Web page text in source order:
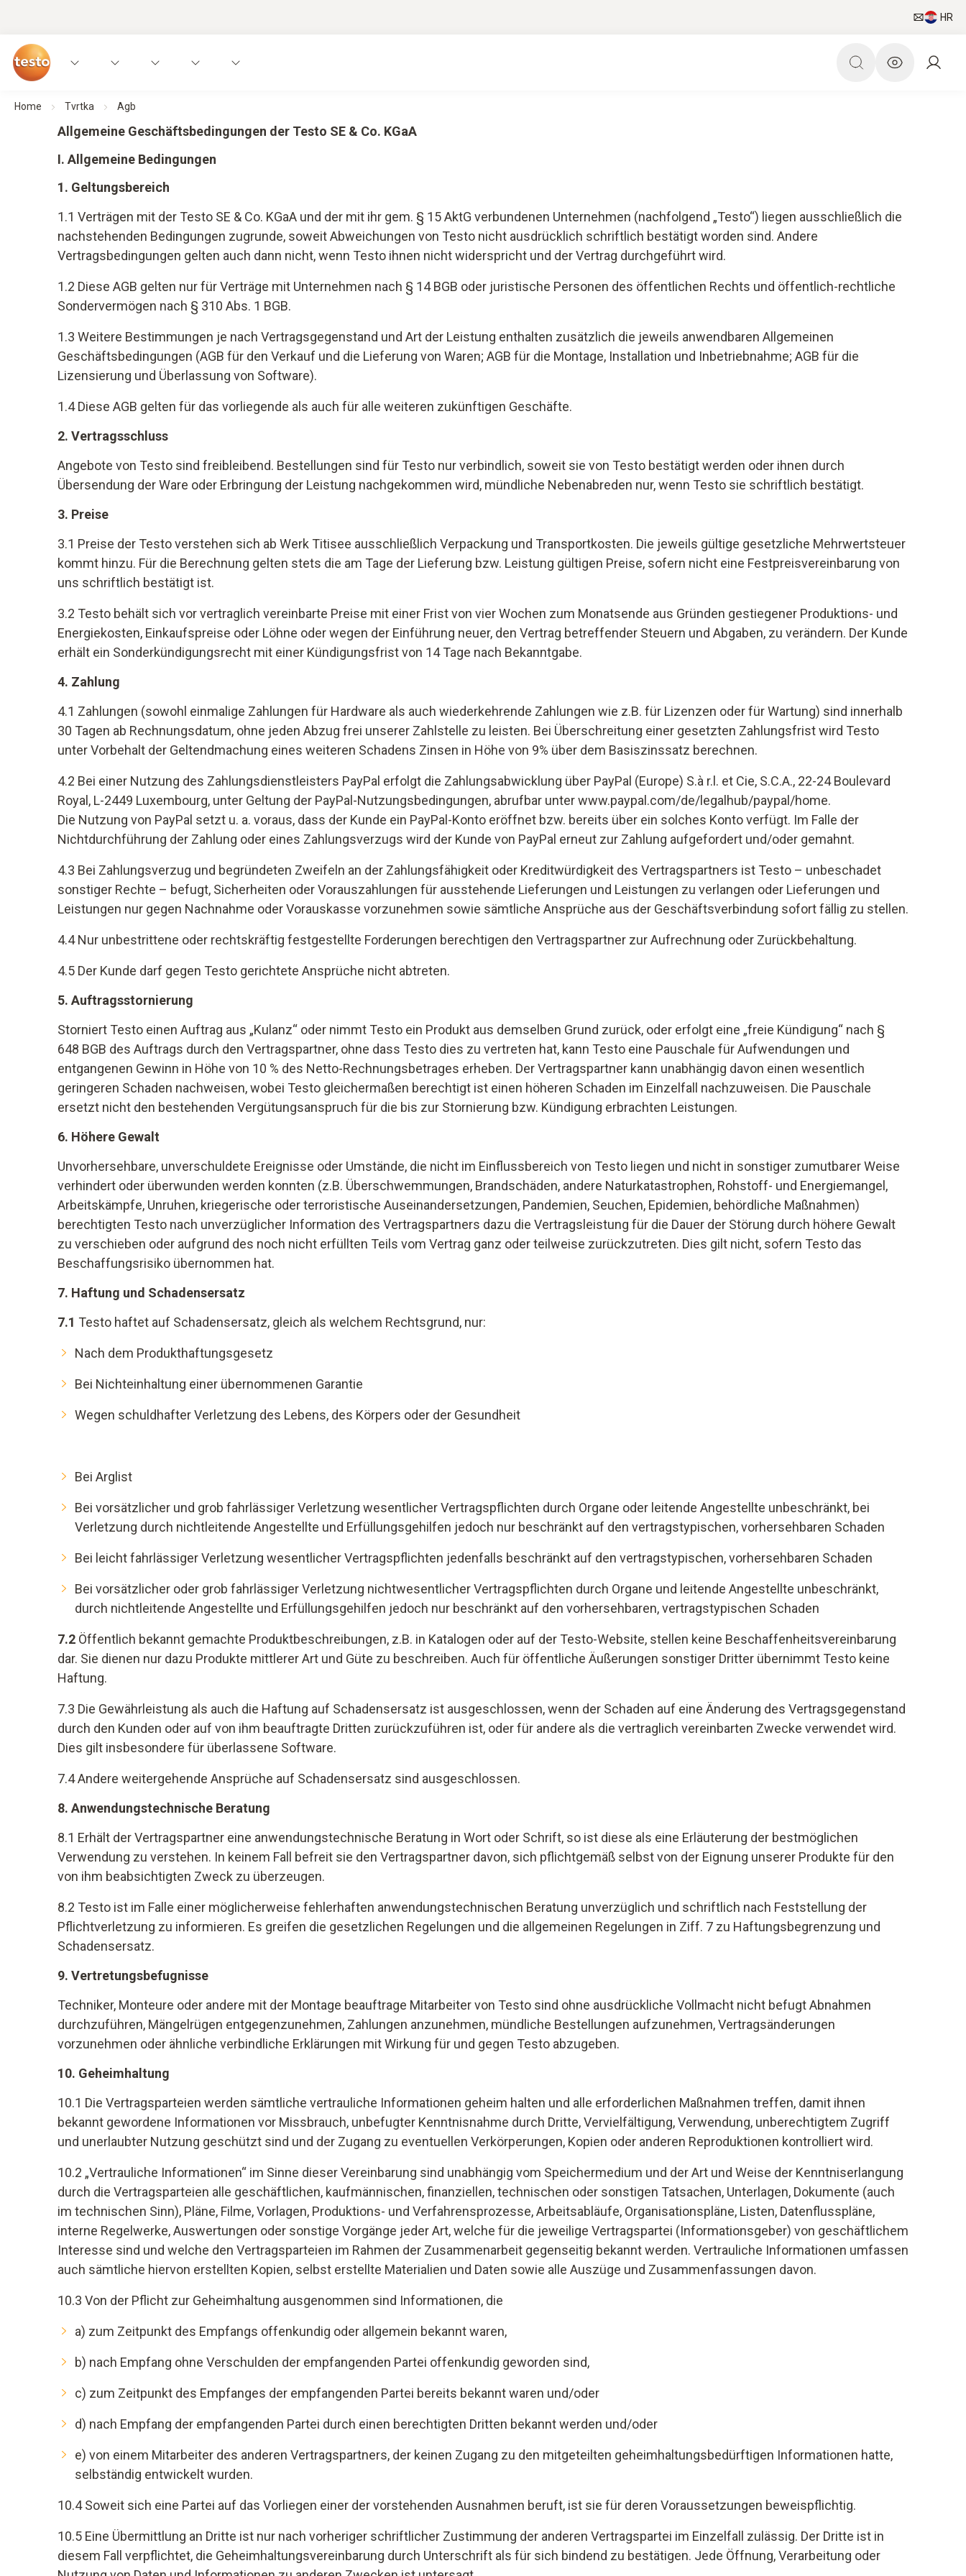
HR
Home Tvrtka Agb
Allgemeine Geschäftsbedingungen der Testo SE & Co. KGaA
I. Allgemeine Bedingungen
1. Geltungsbereich
1.1 Verträgen mit der Testo SE & Co. KGaA und der mit ihr gem. § 15 AktG verbundenen Unternehmen (nachfolgend „Testo“) liegen ausschließlich die
nachstehenden Bedingungen zugrunde, soweit Abweichungen von Testo nicht ausdrücklich schriftlich bestätigt worden sind. Andere
Vertragsbedingungen gelten auch dann nicht, wenn Testo ihnen nicht widerspricht und der Vertrag durchgeführt wird.
1.2 Diese AGB gelten nur für Verträge mit Unternehmen nach § 14 BGB oder juristische Personen des öffentlichen Rechts und öffentlich-rechtliche
Sondervermögen nach § 310 Abs. 1 BGB.
1.3 Weitere Bestimmungen je nach Vertragsgegenstand und Art der Leistung enthalten zusätzlich die jeweils anwendbaren Allgemeinen
Geschäftsbedingungen (AGB für den Verkauf und die Lieferung von Waren; AGB für die Montage, Installation und Inbetriebnahme; AGB für die
Lizensierung und Überlassung von Software).
1.4 Diese AGB gelten für das vorliegende als auch für alle weiteren zukünftigen Geschäfte.
2. Vertragsschluss
Angebote von Testo sind freibleibend. Bestellungen sind für Testo nur verbindlich, soweit sie von Testo bestätigt werden oder ihnen durch
Übersendung der Ware oder Erbringung der Leistung nachgekommen wird, mündliche Nebenabreden nur, wenn Testo sie schriftlich bestätigt.
3. Preise
3.1 Preise der Testo verstehen sich ab Werk Titisee ausschließlich Verpackung und Transportkosten. Die jeweils gültige gesetzliche Mehrwertsteuer
kommt hinzu. Für die Berechnung gelten stets die am Tage der Lieferung bzw. Leistung gültigen Preise, sofern nicht eine Festpreisvereinbarung von
uns schriftlich bestätigt ist.
3.2 Testo behält sich vor vertraglich vereinbarte Preise mit einer Frist von vier Wochen zum Monatsende aus Gründen gestiegener Produktions- und
Energiekosten, Einkaufspreise oder Löhne oder wegen der Einführung neuer, den Vertrag betreffender Steuern und Abgaben, zu verändern. Der Kunde
erhält ein Sonderkündigungsrecht mit einer Kündigungsfrist von 14 Tage nach Bekanntgabe.
4. Zahlung
4.1 Zahlungen (sowohl einmalige Zahlungen für Hardware als auch wiederkehrende Zahlungen wie z.B. für Lizenzen oder für Wartung) sind innerhalb
30 Tagen ab Rechnungsdatum, ohne jeden Abzug frei unserer Zahlstelle zu leisten. Bei Überschreitung einer gesetzten Zahlungsfrist wird Testo
unter Vorbehalt der Geltendmachung eines weiteren Schadens Zinsen in Höhe von 9% über dem Basiszinssatz berechnen.
4.2 Bei einer Nutzung des Zahlungsdienstleisters PayPal erfolgt die Zahlungsabwicklung über PayPal (Europe) S.à r.l. et Cie, S.C.A., 22-24 Boulevard
Royal, L-2449 Luxembourg, unter Geltung der PayPal-Nutzungsbedingungen, abrufbar unter www.paypal.com/de/legalhub/paypal/home.
Die Nutzung von PayPal setzt u. a. voraus, dass der Kunde ein PayPal-Konto eröffnet bzw. bereits über ein solches Konto verfügt. Im Falle der
Nichtdurchführung der Zahlung oder eines Zahlungsverzugs wird der Kunde von PayPal erneut zur Zahlung aufgefordert und/oder gemahnt.
4.3 Bei Zahlungsverzug und begründeten Zweifeln an der Zahlungsfähigkeit oder Kreditwürdigkeit des Vertragspartners ist Testo – unbeschadet
sonstiger Rechte – befugt, Sicherheiten oder Vorauszahlungen für ausstehende Lieferungen und Leistungen zu verlangen oder Lieferungen und
Leistungen nur gegen Nachnahme oder Vorauskasse vorzunehmen sowie sämtliche Ansprüche aus der Geschäftsverbindung sofort fällig zu stellen.
4.4 Nur unbestrittene oder rechtskräftig festgestellte Forderungen berechtigen den Vertragspartner zur Aufrechnung oder Zurückbehaltung.
4.5 Der Kunde darf gegen Testo gerichtete Ansprüche nicht abtreten.
5. Auftragsstornierung
Storniert Testo einen Auftrag aus „Kulanz“ oder nimmt Testo ein Produkt aus demselben Grund zurück, oder erfolgt eine „freie Kündigung“ nach §
648 BGB des Auftrags durch den Vertragspartner, ohne dass Testo dies zu vertreten hat, kann Testo eine Pauschale für Aufwendungen und
entgangenen Gewinn in Höhe von 10 % des Netto-Rechnungsbetrages erheben. Der Vertragspartner kann unabhängig davon einen wesentlich
geringeren Schaden nachweisen, wobei Testo gleichermaßen berechtigt ist einen höheren Schaden im Einzelfall nachzuweisen. Die Pauschale
ersetzt nicht den bestehenden Vergütungsanspruch für die bis zur Stornierung bzw. Kündigung erbrachten Leistungen.
6. Höhere Gewalt
Unvorhersehbare, unverschuldete Ereignisse oder Umstände, die nicht im Einflussbereich von Testo liegen und nicht in sonstiger zumutbarer Weise
verhindert oder überwunden werden konnten (z.B. Überschwemmungen, Brandschäden, andere Naturkatastrophen, Rohstoff- und Energiemangel,
Arbeitskämpfe, Unruhen, kriegerische oder terroristische Auseinandersetzungen, Pandemien, Seuchen, Epidemien, behördliche Maßnahmen)
berechtigten Testo nach unverzüglicher Information des Vertragspartners dazu die Vertragsleistung für die Dauer der Störung durch höhere Gewalt
zu verschieben oder aufgrund des noch nicht erfüllten Teils vom Vertrag ganz oder teilweise zurückzutreten. Dies gilt nicht, sofern Testo das
Beschaffungsrisiko übernommen hat.
7. Haftung und Schadensersatz
7.1 Testo haftet auf Schadensersatz, gleich als welchem Rechtsgrund, nur:
Nach dem Produkthaftungsgesetz
Bei Nichteinhaltung einer übernommenen Garantie
Wegen schuldhafter Verletzung des Lebens, des Körpers oder der Gesundheit
Bei Arglist
Bei vorsätzlicher und grob fahrlässiger Verletzung wesentlicher Vertragspflichten durch Organe oder leitende Angestellte unbeschränkt, bei
Verletzung durch nichtleitende Angestellte und Erfüllungsgehilfen jedoch nur beschränkt auf den vertragstypischen, vorhersehbaren Schaden
Bei leicht fahrlässiger Verletzung wesentlicher Vertragspflichten jedenfalls beschränkt auf den vertragstypischen, vorhersehbaren Schaden
Bei vorsätzlicher oder grob fahrlässiger Verletzung nichtwesentlicher Vertragspflichten durch Organe und leitende Angestellte unbeschränkt,
durch nichtleitende Angestellte und Erfüllungsgehilfen jedoch nur beschränkt auf den vorhersehbaren, vertragstypischen Schaden
7.2 Öffentlich bekannt gemachte Produktbeschreibungen, z.B. in Katalogen oder auf der Testo-Website, stellen keine Beschaffenheitsvereinbarung
dar. Sie dienen nur dazu Produkte mittlerer Art und Güte zu beschreiben. Auch für öffentliche Äußerungen sonstiger Dritter übernimmt Testo keine
Haftung.
7.3 Die Gewährleistung als auch die Haftung auf Schadensersatz ist ausgeschlossen, wenn der Schaden auf eine Änderung des Vertragsgegenstand
durch den Kunden oder auf von ihm beauftragte Dritten zurückzuführen ist, oder für andere als die vertraglich vereinbarten Zwecke verwendet wird.
Dies gilt insbesondere für überlassene Software.
7.4 Andere weitergehende Ansprüche auf Schadensersatz sind ausgeschlossen.
8. Anwendungstechnische Beratung
8.1 Erhält der Vertragspartner eine anwendungstechnische Beratung in Wort oder Schrift, so ist diese als eine Erläuterung der bestmöglichen
Verwendung zu verstehen. In keinem Fall befreit sie den Vertragspartner davon, sich pflichtgemäß selbst von der Eignung unserer Produkte für den
von ihm beabsichtigten Zweck zu überzeugen.
8.2 Testo ist im Falle einer möglicherweise fehlerhaften anwendungstechnischen Beratung unverzüglich und schriftlich nach Feststellung der
Pflichtverletzung zu informieren. Es greifen die gesetzlichen Regelungen und die allgemeinen Regelungen in Ziff. 7 zu Haftungsbegrenzung und
Schadensersatz.
9. Vertretungsbefugnisse
Techniker, Monteure oder andere mit der Montage beauftrage Mitarbeiter von Testo sind ohne ausdrückliche Vollmacht nicht befugt Abnahmen
durchzuführen, Mängelrügen entgegenzunehmen, Zahlungen anzunehmen, mündliche Bestellungen aufzunehmen, Vertragsänderungen
vorzunehmen oder ähnliche verbindliche Erklärungen mit Wirkung für und gegen Testo abzugeben.
10. Geheimhaltung
10.1 Die Vertragsparteien werden sämtliche vertrauliche Informationen geheim halten und alle erforderlichen Maßnahmen treffen, damit ihnen
bekannt gewordene Informationen vor Missbrauch, unbefugter Kenntnisnahme durch Dritte, Vervielfältigung, Verwendung, unberechtigtem Zugriff
und unerlaubter Nutzung geschützt sind und der Zugang zu eventuellen Verkörperungen, Kopien oder anderen Reproduktionen kontrolliert wird.
10.2 „Vertrauliche Informationen“ im Sinne dieser Vereinbarung sind unabhängig vom Speichermedium und der Art und Weise der Kenntniserlangung
durch die Vertragsparteien alle geschäftlichen, kaufmännischen, finanziellen, technischen oder sonstigen Tatsachen, Unterlagen, Dokumente (auch
im technischen Sinn), Pläne, Filme, Vorlagen, Produktions- und Verfahrensprozesse, Arbeitsabläufe, Organisationspläne, Listen, Datenflusspläne,
interne Regelwerke, Auswertungen oder sonstige Vorgänge jeder Art, welche für die jeweilige Vertragspartei (Informationsgeber) von geschäftlichem
Interesse sind und welche den Vertragsparteien im Rahmen der Zusammenarbeit gegenseitig bekannt werden. Vertrauliche Informationen umfassen
auch sämtliche hiervon erstellten Kopien, selbst erstellte Materialien und Daten sowie alle Auszüge und Zusammenfassungen davon.
10.3 Von der Pflicht zur Geheimhaltung ausgenommen sind Informationen, die
a) zum Zeitpunkt des Empfangs offenkundig oder allgemein bekannt waren,
b) nach Empfang ohne Verschulden der empfangenden Partei offenkundig geworden sind,
c) zum Zeitpunkt des Empfanges der empfangenden Partei bereits bekannt waren und/oder
d) nach Empfang der empfangenden Partei durch einen berechtigten Dritten bekannt werden und/oder
e) von einem Mitarbeiter des anderen Vertragspartners, der keinen Zugang zu den mitgeteilten geheimhaltungsbedürftigen Informationen hatte,
selbständig entwickelt wurden.
10.4 Soweit sich eine Partei auf das Vorliegen einer der vorstehenden Ausnahmen beruft, ist sie für deren Voraussetzungen beweispflichtig.
10.5 Eine Übermittlung an Dritte ist nur nach vorheriger schriftlicher Zustimmung der anderen Vertragspartei im Einzelfall zulässig. Der Dritte ist in
diesem Fall verpflichtet, die Geheimhaltungsvereinbarung durch Unterschrift als für sich bindend zu bestätigen. Jede Öffnung, Verarbeitung oder